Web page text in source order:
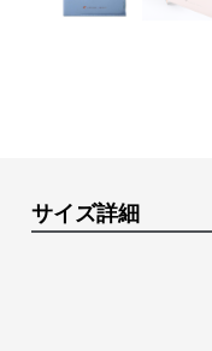
サイズ詳細